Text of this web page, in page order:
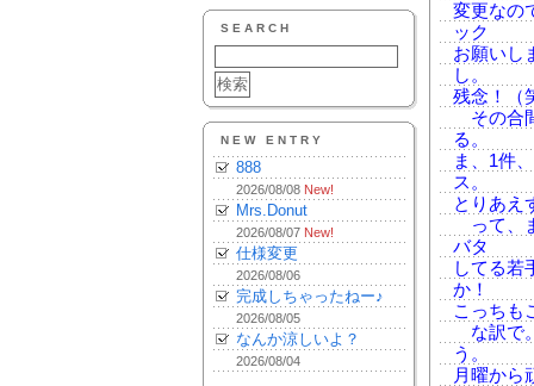
SEARCH
NEW ENTRY
888
2026/08/08 New!
Mrs.Donut
2026/08/07 New!
仕様変更
2026/08/06
完成しちゃったねー♪
2026/08/05
なんか涼しいよ？
2026/08/04
変更なの
ック
お願いし
し。
残念！（
その合
る。
ま、1件
ス。
とりあえ
って、
バタ
してる若
か！
こっちも
な訳で
う。
月曜から